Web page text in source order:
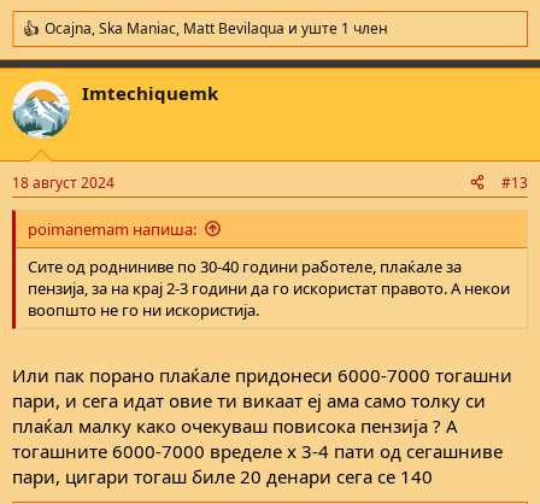
R
e
a
c
t
i
s
:
Ocajna,Ska Maniac, Matt Bevilaqua и уште 1 член
Imtechiquemk
18 август 2024 #13
poimanemam напиша:
Сите од родниниве по 30-40 години работеле, плаќале за
пензија, за на крај 2-3 години да го искористат правото. А некои
воопшто не го ни искористија.
Или пак порано плаќале придонеси 6000-7000 тогашни
пари, и сега идат овие ти викаат еј ама само толку си
плаќал малку како очекуваш повисока пензија ? А
тогашните 6000-7000 вределе x 3-4 пати од сегашниве
пари, цигари тогаш биле 20 денари сега се 140